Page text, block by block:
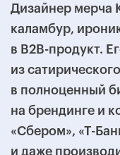
Дизайнер мерча
каламбур,
в B2B-продукт.
из
в полноценный
на брендинге и
«Сбером», «Т-
и даже